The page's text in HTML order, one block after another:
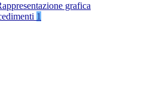
grafica
1